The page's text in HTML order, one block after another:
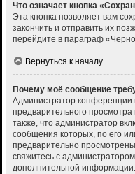
Что означает кнопка
Эта кнопка позволяет вам
закончить и отправить их
перейдите в параграф
Вернуться к началу
Почему моё сообщение
Администратор
предварительного
также, что администратор
сообщения которых, по его
предварительно
свяжитесь с
дополнительной информации.